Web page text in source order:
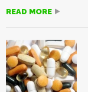
READ MORE